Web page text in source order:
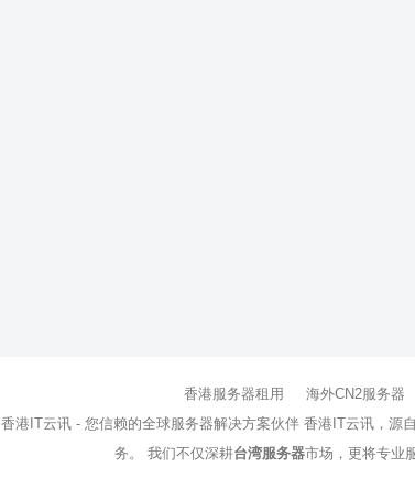
香港服务器租用 海外CN2服务器
香港IT云讯 - 您信赖的全球服务器解决方案伙伴 香港IT云讯，源
务。 我们不仅深耕台湾服务器市场，更将专业